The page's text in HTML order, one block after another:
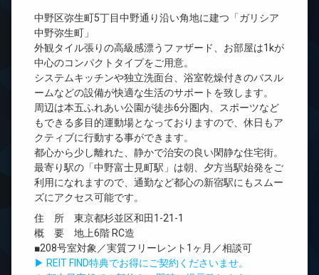
中野区弥生町5丁目中野通り沿い角地に建つ「ガリシア
中野弥生町」
外観タイル張りの高級感漂うファザード、お部屋は1kが
中心のコンパクトタイプをご用意。
システムキッチンや独立洗面台、浴室乾燥付きのバスル
ームなどの設備が快適な生活のサポートを致します。
周辺は本五ふれあい公園が徒歩6分圏内、スポーツなど
もできる多目的運動場となっておりますので、休日もア
クティブに行動する事ができます。
都心から少し離れた、静かで治安の良い閑静な住宅街。
最寄り駅の「中野富士見町駅」は朝、夕方当駅始発をご
利用になれますので、通勤など都心の新宿駅にもスムー
ズにアクセス可能です。
住 所 東京都杉並区和田1-21-1
概 要 地上6階 RC造
■208号室対象／実質フリーレント1ヶ月／相談可
▶ REIT FIND特典でお得にご契約くださいませ。